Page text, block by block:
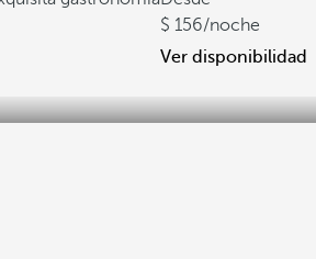
156/noche
Ver disponibilidad